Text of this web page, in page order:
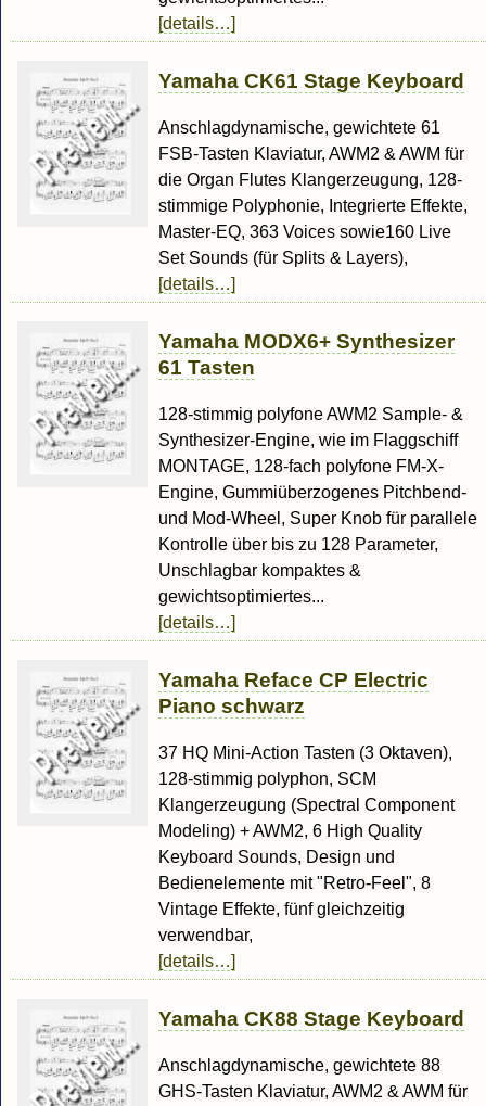
[details…]
Yamaha CK61 Stage Keyboard
Anschlagdynamische, gewichtete 61
FSB-Tasten Klaviatur, AWM2 & AWM für
die Organ Flutes Klangerzeugung, 128-
stimmige Polyphonie, Integrierte Effekte,
Master-EQ, 363 Voices sowie160 Live
Set Sounds (für Splits & Layers),
[details…]
Yamaha MODX6+ Synthesizer
61 Tasten
128-stimmig polyfone AWM2 Sample- &
Synthesizer-Engine, wie im Flaggschiff
MONTAGE, 128-fach polyfone FM-X-
Engine, Gummiüberzogenes Pitchbend-
und Mod-Wheel, Super Knob für parallele
Kontrolle über bis zu 128 Parameter,
Unschlagbar kompaktes &
gewichtsoptimiertes...
[details…]
Yamaha Reface CP Electric
Piano schwarz
37 HQ Mini-Action Tasten (3 Oktaven),
128-stimmig polyphon, SCM
Klangerzeugung (Spectral Component
Modeling) + AWM2, 6 High Quality
Keyboard Sounds, Design und
Bedienelemente mit "Retro-Feel", 8
Vintage Effekte, fünf gleichzeitig
verwendbar,
[details…]
Yamaha CK88 Stage Keyboard
Anschlagdynamische, gewichtete 88
GHS-Tasten Klaviatur, AWM2 & AWM für